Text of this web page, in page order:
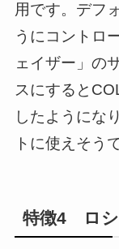
用です。デフ
うにコントロ
ェイザー」の
スにすると
したようにな
トに使えそう
特徴4 ロシ